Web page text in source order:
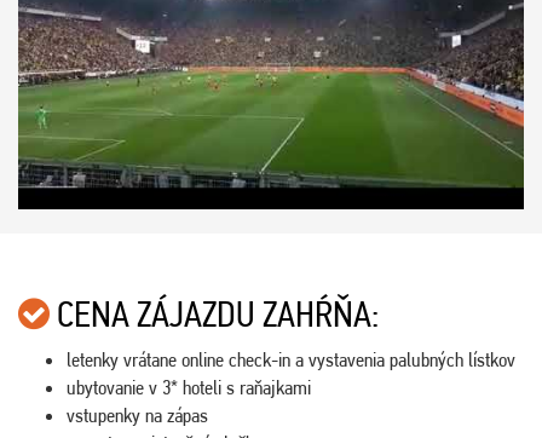
CENA ZÁJAZDU ZAHŔŇA:
letenky vrátane online check-in a vystavenia palubných lístkov
ubytovanie v 3* hoteli s raňajkami
vstupenky na zápas